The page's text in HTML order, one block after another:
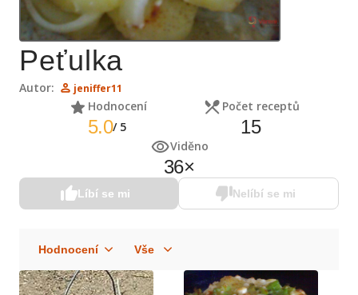
Peťulka
Autor: jeniffer11
Hodnocení
5.0/ 5
Počet receptů
15
Viděno
36×
Líbí se mi Nelíbí se mi